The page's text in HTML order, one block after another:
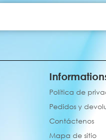
Política de
Pedidos y
Contáctenos
Mapa de sitio